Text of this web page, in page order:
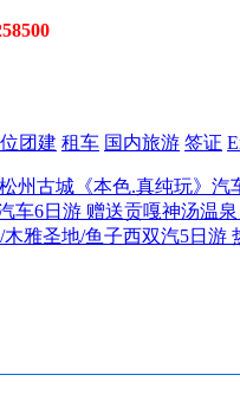
团建 租车 国内旅游 签证
州古城《本色.真纯玩》汽
车6日游 赠送贡嘎神汤温
雅圣地/鱼子西双汽5日游